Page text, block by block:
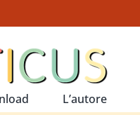
L’autore